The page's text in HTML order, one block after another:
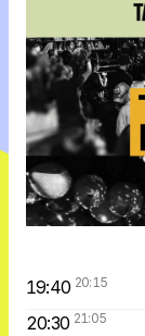
19:40 20:15
20:30 21:05